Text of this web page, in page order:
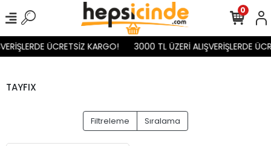
ÜCRETSİZ KARGO! 3000 TL ÜZERİ ALIŞVERİŞLERDE
0
TAYFIX
Filtreleme Sıralama